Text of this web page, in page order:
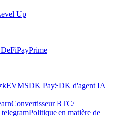
Up
PayPrime
SDK PaySDK d'agent IA
Convertisseur BTC/
Politique en matière de